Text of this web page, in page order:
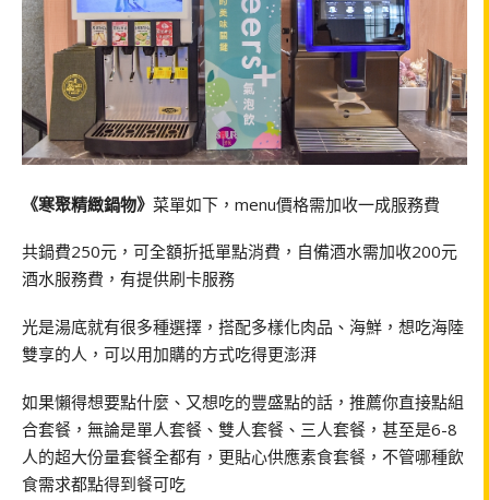
《寒聚精緻鍋物》 菜單如下，menu價格需加收一成服務費
共鍋費250元，可全額折抵單點消費，自備酒水需加收200元
酒水服務費，有提供刷卡服務
光是湯底就有很多種選擇，搭配多樣化肉品、海鮮，想吃海陸
雙享的人，可以用加購的方式吃得更澎湃
如果懶得想要點什麼、又想吃的豐盛點的話，推薦你直接點組
合套餐，無論是單人套餐、雙人套餐、三人套餐，甚至是6-8
人的超大份量套餐全都有，更貼心供應素食套餐，不管哪種飲
食需求都點得到餐可吃